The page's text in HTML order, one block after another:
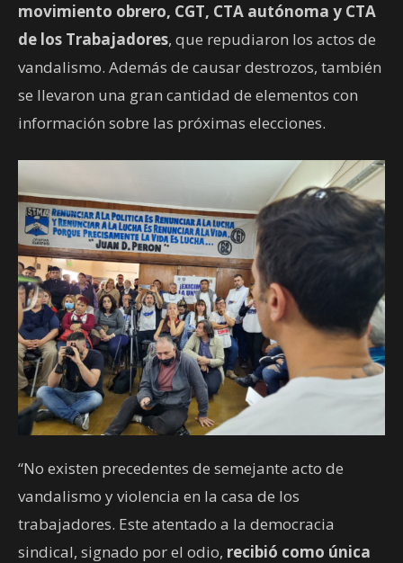
movimiento obrero, CGT, CTA autónoma y CTA
de los Trabajadores, que repudiaron los actos de
vandalismo. Además de causar destrozos, también
se llevaron una gran cantidad de elementos con
información sobre las próximas elecciones.
“No existen precedentes de semejante acto de
vandalismo y violencia en la casa de los
trabajadores. Este atentado a la democracia
sindical, signado por el odio, recibió como única